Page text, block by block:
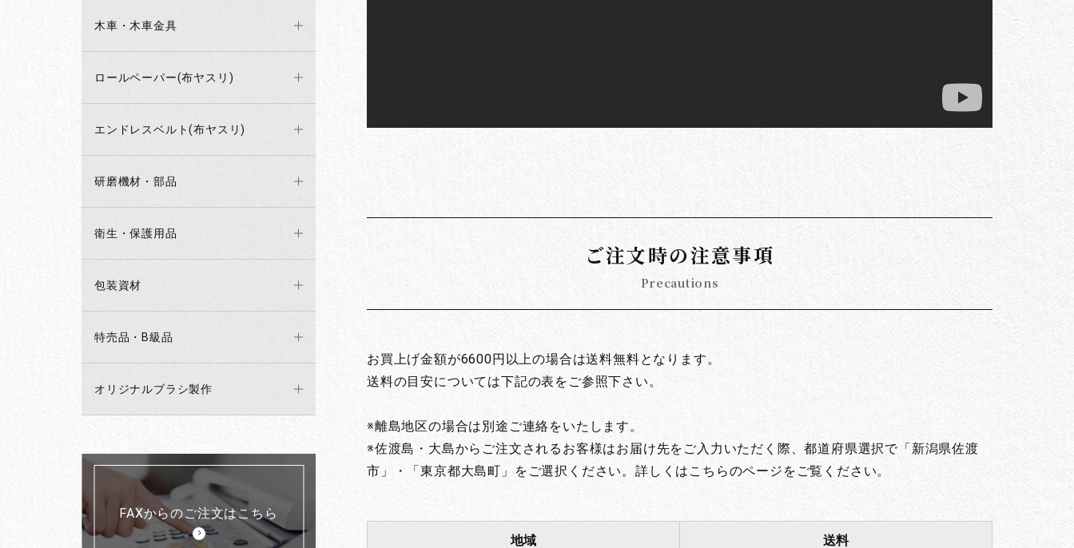
木車・木車金具
ロールペーパー(布ヤスリ)
エンドレスベルト(布ヤスリ)
研磨機材・部品
衛生・保護用品
包装資材
特売品・B級品
オリジナルブラシ製作
FAXからのご注文はこちら
ご注文時の注意事項
Precautions
お買上げ金額が6600円以上の場合は送料無料となります。
送料の目安については下記の表をご参照下さい。
※離島地区の場合は別途ご連絡をいたします。
※佐渡島・大島からご注文されるお客様はお届け先をご入力いただく際、都道府県選択で「新潟県佐渡
市」・「東京都大島町」をご選択ください。詳しくはこちらのページをご覧ください。
地域 送料